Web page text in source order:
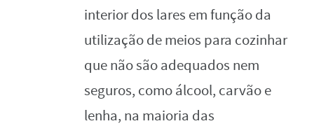
interior dos lares em função da
utilização de meios para cozinhar
que não são adequados nem
seguros, como álcool, carvão e
lenha, na maioria das